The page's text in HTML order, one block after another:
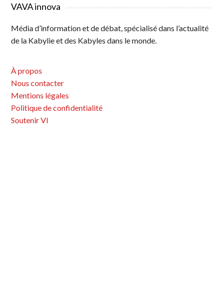
VAVA innova
Média d’information et de débat, spécialisé dans l’actualité
de la Kabylie et des Kabyles dans le monde.
À propos
Nous contacter
Mentions légales
Politique de confidentialité
Soutenir VI